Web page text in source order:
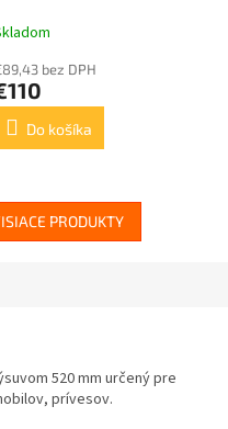
bez DPH
Do košíka
PRODUKTY
520 mm určený pre
prívesov.